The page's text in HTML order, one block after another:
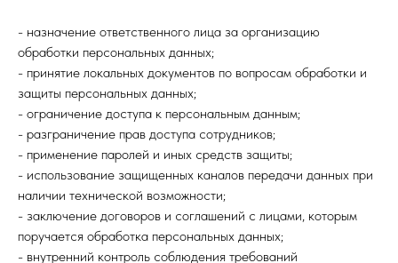
- назначение ответственного лица за организацию
обработки персональных данных;
- принятие локальных документов по вопросам обработки и
защиты персональных данных;
- ограничение доступа к персональным данным;
- разграничение прав доступа сотрудников;
- применение паролей и иных средств защиты;
- использование защищенных каналов передачи данных при
наличии технической возможности;
- заключение договоров и соглашений с лицами, которым
поручается обработка персональных данных;
- внутренний контроль соблюдения требований